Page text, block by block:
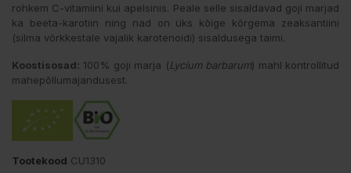
rohkem C-vitamiini kui apelsinis. Peale selle sisaldavad goji marjad
ka beeta-karotiin ning nad on üks kõige kõrgema zeaksantiini
(silma võrkkestale vajalik karotenoidi) sisaldusega taimi.
Koostisosad: 100% goji marja (Lycium barbarum) mahl kontrollitud
mahepõllumajandusest.
Tootekood CU1310